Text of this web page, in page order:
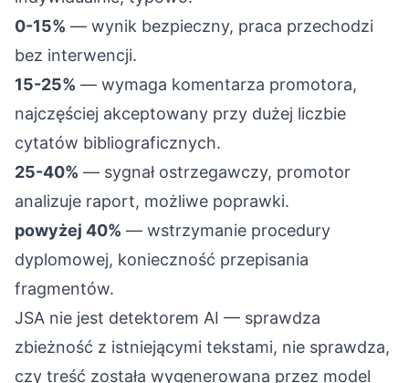
0-15% — wynik bezpieczny, praca przechodzi
bez interwencji.
15-25% — wymaga komentarza promotora,
najczęściej akceptowany przy dużej liczbie
cytatów bibliograficznych.
25-40% — sygnał ostrzegawczy, promotor
analizuje raport, możliwe poprawki.
powyżej 40% — wstrzymanie procedury
dyplomowej, konieczność przepisania
fragmentów.
JSA nie jest detektorem AI — sprawdza
zbieżność z istniejącymi tekstami, nie sprawdza,
czy treść została wygenerowana przez model